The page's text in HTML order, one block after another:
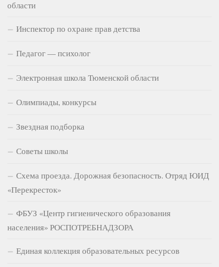
области
Инспектор по охране прав детства
Педагог — психолог
Электронная школа Тюменской области
Олимпиады, конкурсы
Звездная подборка
Советы школы
Схема проезда. Дорожная безопасность. Отряд ЮИД
«Перекресток»
ФБУЗ «Центр гигиенического образования
населения» РОСПОТРЕБНАДЗОРА
Единая коллекция образовательных ресурсов